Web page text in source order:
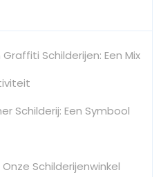
Schilderijen: Een Mix
Schilderij: Een Symbool
Schilderijenwinkel